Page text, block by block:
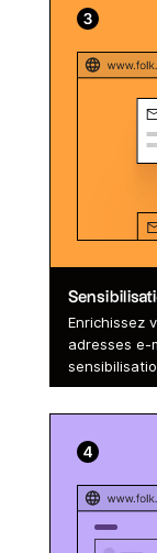
Enrichissez
adresses e-